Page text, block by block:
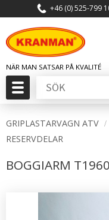
Meny
+46 (0) 525-799
GRIPLASTARVAGN ATV
RESERVDELAR
BOGGIARM